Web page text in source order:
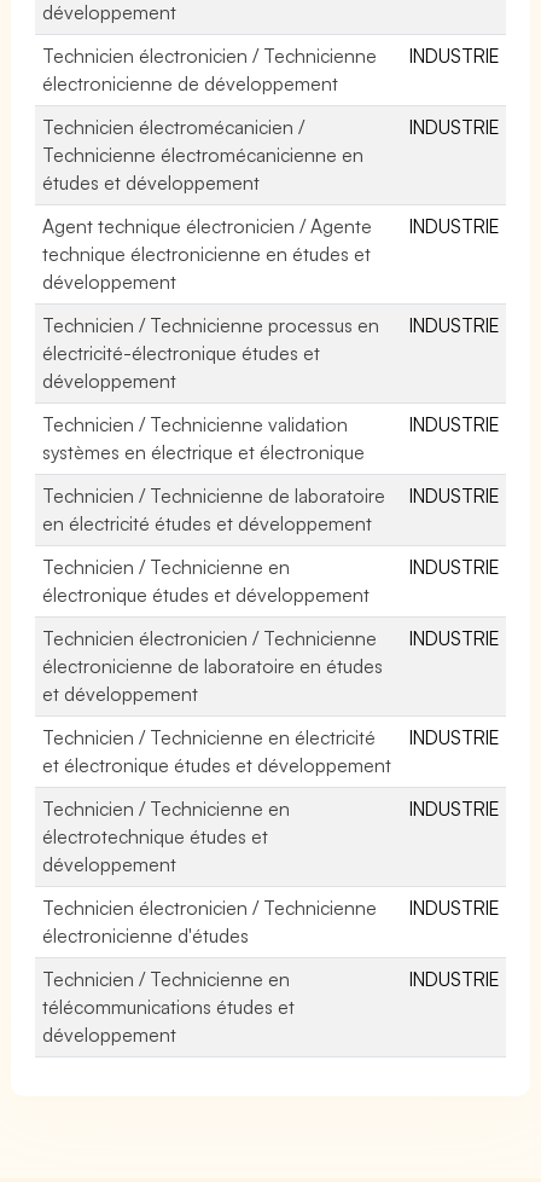
développement
Technicien électronicien / Technicienne
électronicienne de développement
INDUSTRIE
Technicien électromécanicien /
Technicienne électromécanicienne en
études et développement
INDUSTRIE
Agent technique électronicien / Agente
technique électronicienne en études et
développement
INDUSTRIE
Technicien / Technicienne processus en
électricité-électronique études et
développement
INDUSTRIE
Technicien / Technicienne validation
systèmes en électrique et électronique
INDUSTRIE
Technicien / Technicienne de laboratoire
en électricité études et développement
INDUSTRIE
Technicien / Technicienne en
électronique études et développement
INDUSTRIE
Technicien électronicien / Technicienne
électronicienne de laboratoire en études
et développement
INDUSTRIE
Technicien / Technicienne en électricité
et électronique études et développement
INDUSTRIE
Technicien / Technicienne en
électrotechnique études et
développement
INDUSTRIE
Technicien électronicien / Technicienne
électronicienne d'études
INDUSTRIE
Technicien / Technicienne en
télécommunications études et
développement
INDUSTRIE